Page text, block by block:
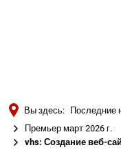
Вы здесь: Последние
Премьер март 2026 г.
vhs: Создание веб-